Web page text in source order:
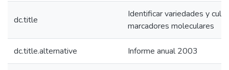
dc.title
Identificar variedades y
marcadores moleculares
dc.title.alternative Informe anual 2003